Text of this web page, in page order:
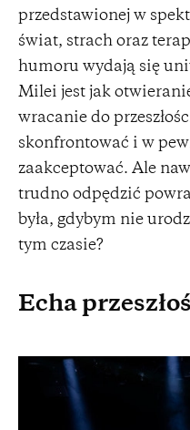
przedstawionej w
świat, strach oraz
humoru wydają się
Milei jest jak
wracanie do
skonfrontować i w
zaakceptować. Ale
trudno odpędzić
była, gdybym nie
tym czasie?
Echa